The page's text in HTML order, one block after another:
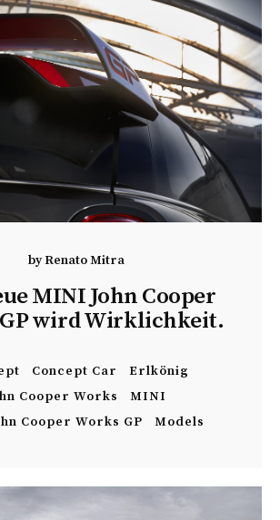
byRenato Mitra
MINI John Cooper
wird Wirklichkeit.
Concept Car
Erlkönig
Cooper Works
MINI
Cooper Works GP
Models